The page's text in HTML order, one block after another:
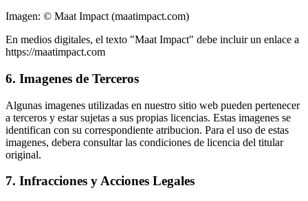
Imagen: © Maat Impact (maatimpact.com)
En medios digitales, el texto "Maat Impact" debe incluir un enlace a
https://maatimpact.com
6. Imagenes de Terceros
Algunas imagenes utilizadas en nuestro sitio web pueden pertenecer
a terceros y estar sujetas a sus propias licencias. Estas imagenes se
identifican con su correspondiente atribucion. Para el uso de estas
imagenes, debera consultar las condiciones de licencia del titular
original.
7. Infracciones y Acciones Legales